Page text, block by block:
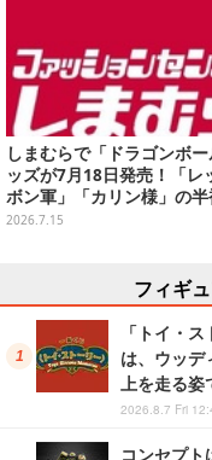
しまむらで「ドラゴンボ
ッズが7月18日発売！「レ
ボン軍」「カリン様」の
ャツ2種、同日15時よりオ
2026.7.15
フィギ
「トイ・
は、ウッデ
上を走る
2026.8.7 Fri
コンセプ